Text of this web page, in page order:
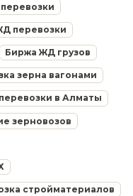
перевозки
Биржа ЖД грузов
зерна вагонами
в Алматы
зерновозов
стройматериалов